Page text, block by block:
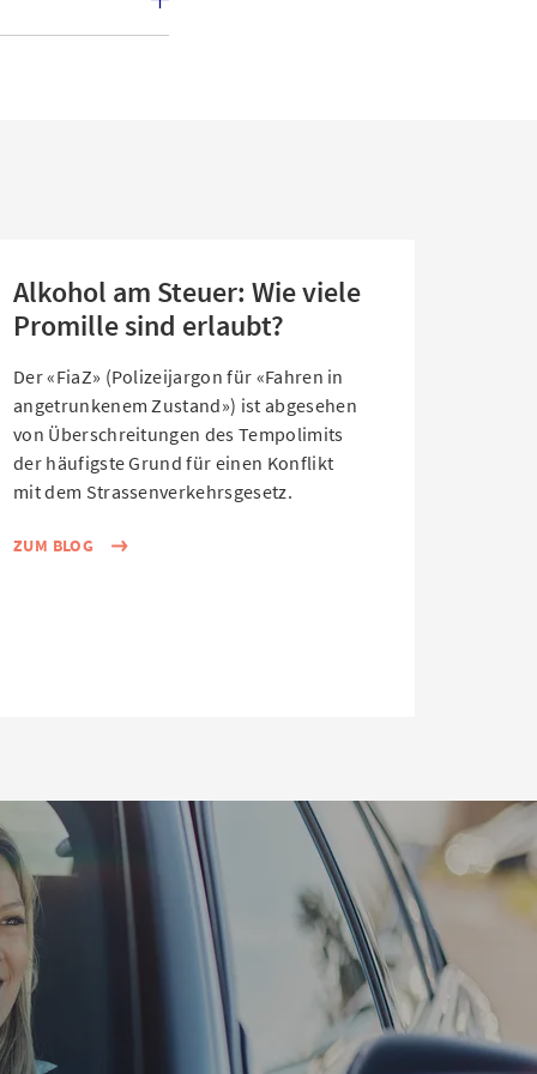
Alkohol am Steuer: Wie viele
Promille sind erlaubt?
Der «FiaZ» (Polizeijargon für «Fahren in
angetrunkenem Zustand») ist abgesehen
von Überschreitungen des Tempolimits
der häufigste Grund für einen Konflikt
mit dem Strassenverkehrsgesetz.
ZUM BLOG